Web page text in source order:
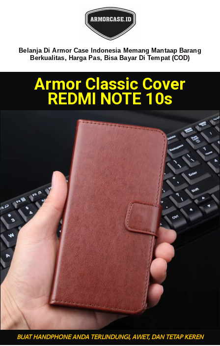
Belanja Di Armor Case Indonesia Memang Mantaap Barang
Berkualitas, Harga Pas, Bisa Bayar Di Tempat (COD)
Armor Classic Cover
REDMI NOTE 10s
BUAT HANDPHONE ANDA TERLINDUNGI, AWET, DAN TETAP KEREN